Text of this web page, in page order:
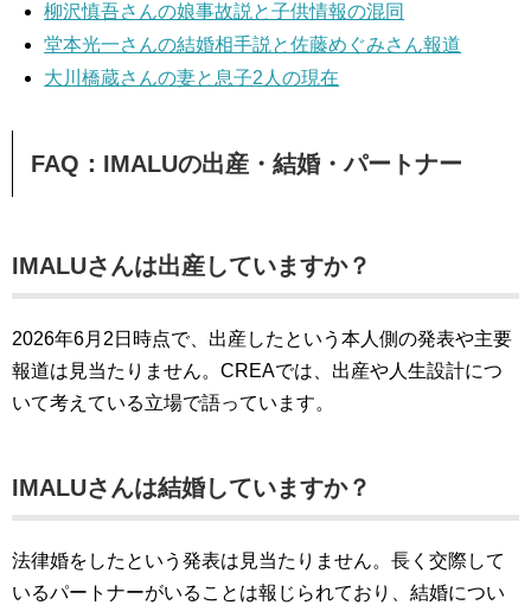
柳沢慎吾さんの娘事故説と子供情報の混同
堂本光一さんの結婚相手説と佐藤めぐみさん報道
大川橋蔵さんの妻と息子2人の現在
FAQ：IMALUの出産・結婚・パートナー
IMALUさんは出産していますか？
2026年6月2日時点で、出産したという本人側の発表や主要
報道は見当たりません。CREAでは、出産や人生設計につ
いて考えている立場で語っています。
IMALUさんは結婚していますか？
法律婚をしたという発表は見当たりません。長く交際して
いるパートナーがいることは報じられており、結婚につい